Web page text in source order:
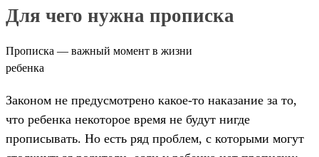
Для чего нужна прописка
Прописка — важный момент в жизни
ребенка
Законом не предусмотрено какое-то наказание за то,
что ребенка некоторое время не будут нигде
прописывать. Но есть ряд проблем, с которыми могут